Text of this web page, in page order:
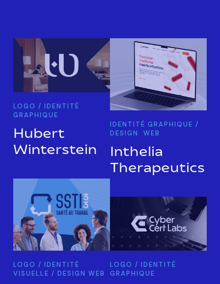
LOGO / IDENTITÉ
GRAPHIQUE
Hubert
Winterstein
LOGO / IDENTITÉ
VISUELLE / DESIGN WEB
IDENTITÉ GRAPHIQUE /
DESIGN WEB
Inthelia
Therapeutics
LOGO / IDENTITÉ
GRAPHIQUE